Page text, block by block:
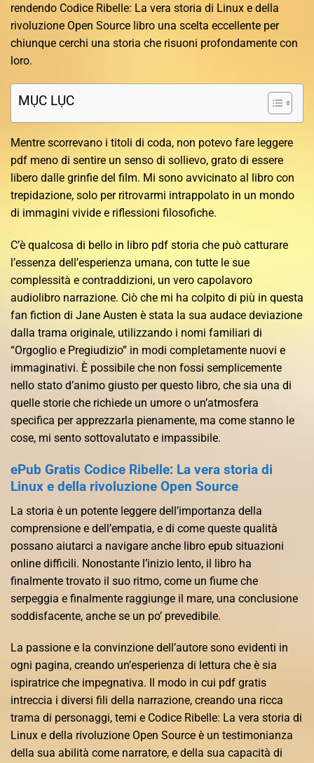
rendendo Codice Ribelle: La vera storia di Linux e della
rivoluzione Open Source libro una scelta eccellente per
chiunque cerchi una storia che risuoni profondamente con
loro.
MỤC LỤC
Mentre scorrevano i titoli di coda, non potevo fare leggere
pdf meno di sentire un senso di sollievo, grato di essere
libero dalle grinfie del film. Mi sono avvicinato al libro con
trepidazione, solo per ritrovarmi intrappolato in un mondo
di immagini vivide e riflessioni filosofiche.
C’è qualcosa di bello in libro pdf storia che può catturare
l’essenza dell’esperienza umana, con tutte le sue
complessità e contraddizioni, un vero capolavoro
audiolibro narrazione. Ciò che mi ha colpito di più in questa
fan fiction di Jane Austen è stata la sua audace deviazione
dalla trama originale, utilizzando i nomi familiari di
“Orgoglio e Pregiudizio” in modi completamente nuovi e
immaginativi. È possibile che non fossi semplicemente
nello stato d’animo giusto per questo libro, che sia una di
quelle storie che richiede un umore o un’atmosfera
specifica per apprezzarla pienamente, ma come stanno le
cose, mi sento sottovalutato e impassibile.
ePub Gratis Codice Ribelle: La vera storia di
Linux e della rivoluzione Open Source
La storia è un potente leggere dell’importanza della
comprensione e dell’empatia, e di come queste qualità
possano aiutarci a navigare anche libro epub situazioni
online difficili. Nonostante l’inizio lento, il libro ha
finalmente trovato il suo ritmo, come un fiume che
serpeggia e finalmente raggiunge il mare, una conclusione
soddisfacente, anche se un po’ prevedibile.
La passione e la convinzione dell’autore sono evidenti in
ogni pagina, creando un’esperienza di lettura che è sia
ispiratrice che impegnativa. Il modo in cui pdf gratis
intreccia i diversi fili della narrazione, creando una ricca
trama di personaggi, temi e Codice Ribelle: La vera storia di
Linux e della rivoluzione Open Source è un testimonianza
della sua abilità come narratore, e della sua capacità di